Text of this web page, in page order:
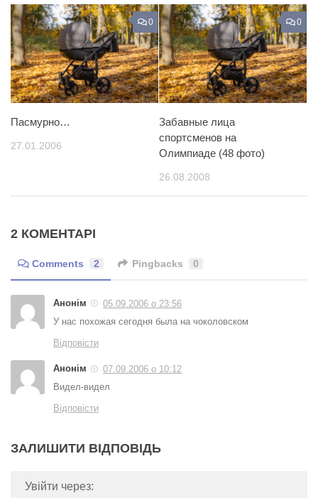
0
Пасмурно…
27.01.2006
0
Забавные лица
спортсменов на
Олимпиаде (48 фото)
26.08.2008
2 КОМЕНТАРІ
Comments 2 Pingbacks 0
Анонім
05.09.2006 о 23:56
У нас похожая сегодня была на чоколовском
Відповісти
Анонім
07.09.2006 о 10:12
Видел-видел
Відповісти
ЗАЛИШИТИ ВІДПОВІДЬ
Увійти через: